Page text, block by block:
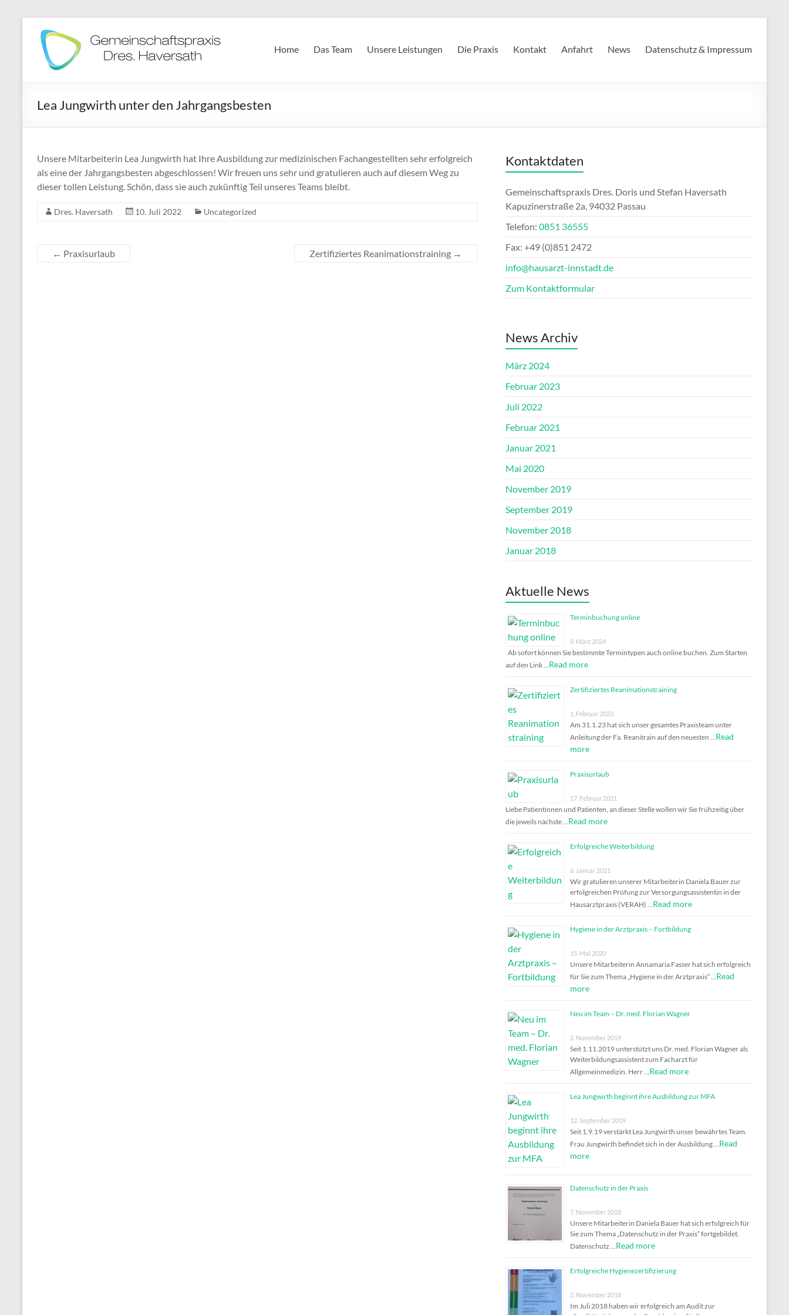
Inhalt
springenGemeinschaftspraxis
Dres.
und
Haversath
Home Das Team Unsere Leistungen Die Praxis Kontakt Anfahrt News Datenschutz & Impressum
Lea Jungwirth unter den Jahrgangsbesten
Unsere Mitarbeiterin Lea Jungwirth hat Ihre Ausbildung zur medizinischen Fachangestellten sehr erfolgreich
als eine der Jahrgangsbesten abgeschlossen! Wir freuen uns sehr und gratulieren auch auf diesem Weg zu
dieser tollen Leistung. Schön, dass sie auch zukünftig Teil unseres Teams bleibt.
Dres. Haversath 10. Juli 2022 Uncategorized
← Praxisurlaub Zertifiziertes Reanimationstraining →
Kontaktdaten
Gemeinschaftspraxis Dres. Doris und Stefan Haversath
Kapuzinerstraße 2a, 94032 Passau
Telefon: 0851 36555
Fax: +49 (0)851 2472
info@hausarzt-innstadt.de
Zum Kontaktformular
News Archiv
März 2024
Februar 2023
Juli 2022
Februar 2021
Januar 2021
Mai 2020
November 2019
September 2019
November 2018
Januar 2018
Aktuelle News
Terminbuchung online
9. März 2024
Ab sofort können Sie bestimmte Termintypen auch online buchen. Zum Starten
auf den Link …Read more
Zertifiziertes Reanimationstraining
1. Februar 2023
Am 31.1.23 hat sich unser gesamtes Praxisteam unter
Anleitung der Fa. Reanitrain auf den neuesten …Read
more
Praxisurlaub
17. Februar 2021
Liebe Patientinnen und Patienten, an dieser Stelle wollen wir Sie frühzeitig über
die jeweils nächste …Read more
Erfolgreiche Weiterbildung
6. Januar 2021
Wir gratulieren unserer Mitarbeiterin Daniela Bauer zur
erfolgreichen Prüfung zur Versorgungsassistentin in der
Hausarztpraxis (VERAH) …Read more
Hygiene in der Arztpraxis – Fortbildung
15. Mai 2020
Unsere Mitarbeiterin Annamaria Fasser hat sich erfolgreich
für Sie zum Thema „Hygiene in der Arztpraxis“ …Read
more
Neu im Team – Dr. med. Florian Wagner
2. November 2019
Seit 1.11.2019 unterstützt uns Dr. med. Florian Wagner als
Weiterbildungsassistent zum Facharzt für
Allgemeinmedizin. Herr …Read more
Lea Jungwirth beginnt ihre Ausbildung zur MFA
12. September 2019
Seit 1.9.19 verstärkt Lea Jungwirth unser bewährtes Team.
Frau Jungwirth befindet sich in der Ausbildung …Read
more
Datenschutz in der Praxis
7. November 2018
Unsere Mitarbeiterin Daniela Bauer hat sich erfolgreich für
Sie zum Thema „Datenschutz in der Praxis“ fortgebildet.
Datenschutz …Read more
Erfolgreiche Hygienezertifizierung
2. November 2018
Im Juli 2018 haben wir erfolgreich am Audit zur